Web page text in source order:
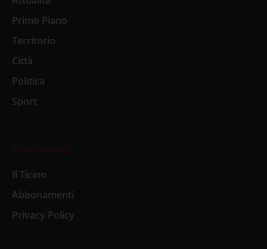
Primo Piano
Territorio
Città
Politica
Sport
Il settimanale
Il Ticino
Abbonamenti
Privacy Policy